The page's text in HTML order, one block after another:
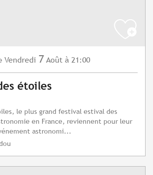
Vendredi 7 Août à 21:00
étoiles
le plus grand festival estival des
en France, reviennent pour leur
astronomi...